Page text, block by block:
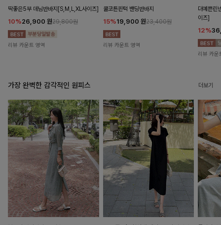
딱좋은5부 데님반바지[S,M,L,XL사이즈]
10%26,900 원29,800원
리뷰 카운트 영역
쿨코튼핀턱 밴딩반바지
15%19,900 원23,400원
리뷰 카운트 영역
더예쁜린
이즈]
12%
리뷰 카운
가장 완벽한 감각적인 원피스 더보기